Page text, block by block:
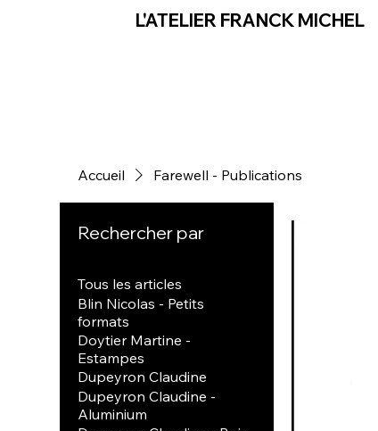
L'ATELIER FRANCK MICHEL
Accueil Farewell - Publications
Rechercher par
Tous les articles
Blin Nicolas - Petits
formats
Doytier Martine -
Estampes
Dupeyron Claudine
Dupeyron Claudine -
Aluminium